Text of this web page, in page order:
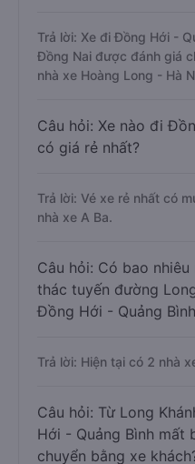
Trả lời: Xe đi Đồng Hới -
Đồng Nai được đánh giá
nhà xe Hoàng Long - Hà
Câu hỏi: Xe nào đi
có giá rẻ nhất?
Trả lời: Vé xe rẻ nhất có
nhà xe A Ba.
Câu hỏi: Có bao
thác tuyến đường
Đồng Hới - Quảng
Trả lời: Hiện tại có 2 nhà
Câu hỏi: Từ Long
Hới - Quảng Bình mất
chuyển bằng xe